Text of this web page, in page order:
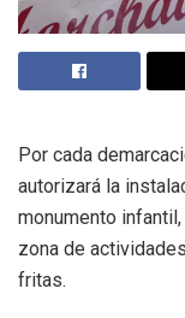
Por cada
autorizará la
monumento
zona de
fritas.